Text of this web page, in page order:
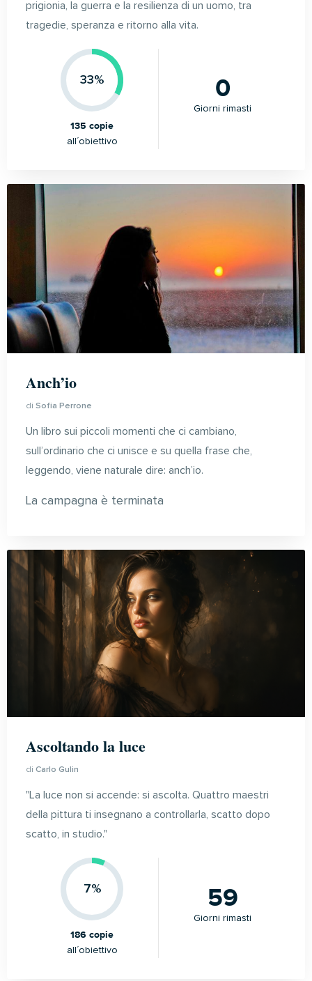
prigionia, la guerra e la resilienza di un uomo, tra
tragedie, speranza e ritorno alla vita.
33%
135 copie
all´obiettivo
0
Giorni rimasti
Anch’io
di Sofia Perrone
Un libro sui piccoli momenti che ci cambiano,
sull’ordinario che ci unisce e su quella frase che,
leggendo, viene naturale dire: anch’io.
La campagna è terminata
Ascoltando la luce
di Carlo Gulin
"La luce non si accende: si ascolta. Quattro maestri
della pittura ti insegnano a controllarla, scatto dopo
scatto, in studio."
7%
186 copie
all´obiettivo
59
Giorni rimasti